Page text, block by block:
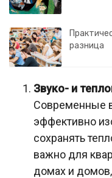
разница
Звуко- и
Современные
эффективно
сохранять
важно для
домах и